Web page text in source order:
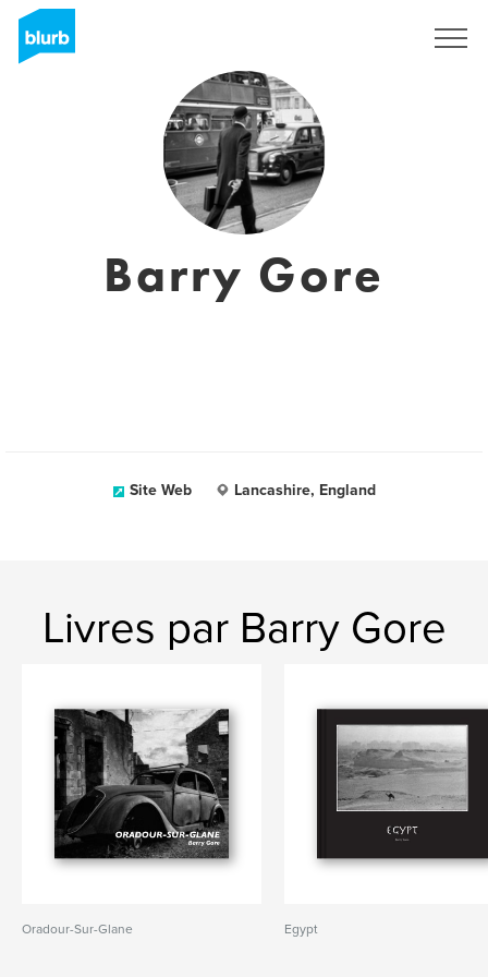
Barry Gore
Site Web Lancashire, England
Livres par Barry Gore
Oradour-Sur-Glane Egypt